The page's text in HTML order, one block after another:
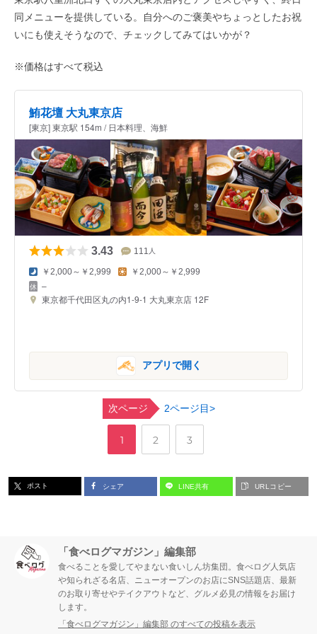
同メニューを提供している。自分へのご褒美やちょっとしたお祝
いにも使えそうなので、チェックしてみてはいかが？
※価格はすべて税込
鮪花壇 大丸東京店
[東京] 東京駅 154m / 日本料理、海鮮
3.43 111 人
￥2,000～￥2,999 ￥2,000～￥2,999
–
東京都千代田区丸の内1-9-1 大丸東京店 12F
アプリで開く
次ページ 2ページ目>
ペ
ジ
1
,
ペ
ジ
2
,
ペ
ジ
3
ポスト シェア LINE共有 URLコピー
「食べログマガジン」編集部
食べることを愛してやまない食いしん坊集団。食べログ人気店
や知られざる名店、ニューオープンのお店にSNS話題店、最新
のお取り寄せやテイクアウトなど、グルメ必見の情報をお届け
します。
「食べログマガジン」編集部 のすべての投稿を表示